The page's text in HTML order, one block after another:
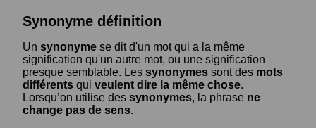
Synonyme définition
Un synonyme se dit d'un mot qui a la même
signification qu'un autre mot, ou une signification
presque semblable. Les synonymes sont des mots
différents qui veulent dire la même chose.
Lorsqu’on utilise des synonymes, la phrase ne
change pas de sens.